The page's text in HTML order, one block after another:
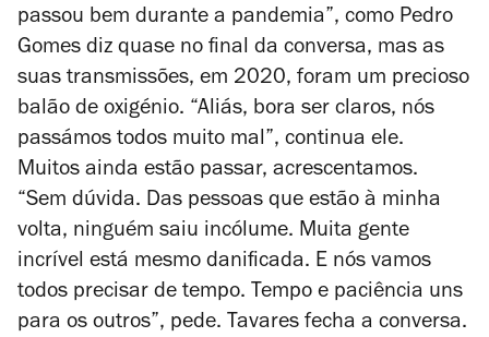
passou bem durante a pandemia”, como Pedro
Gomes diz quase no final da conversa, mas as
suas transmissões, em 2020, foram um precioso
balão de oxigénio. “Aliás, bora ser claros, nós
passámos todos muito mal”, continua ele.
Muitos ainda estão passar, acrescentamos.
“Sem dúvida. Das pessoas que estão à minha
volta, ninguém saiu incólume. Muita gente
incrível está mesmo danificada. E nós vamos
todos precisar de tempo. Tempo e paciência uns
para os outros”, pede. Tavares fecha a conversa.